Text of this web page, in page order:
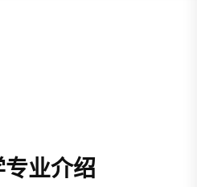
业介绍